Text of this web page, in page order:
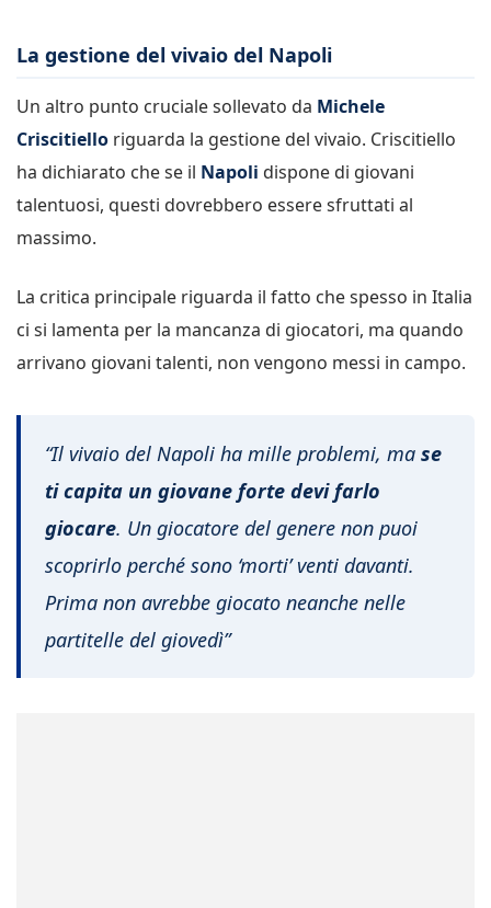
La gestione del vivaio del Napoli
Un altro punto cruciale sollevato da Michele
Criscitiello riguarda la gestione del vivaio. Criscitiello
ha dichiarato che se il Napoli dispone di giovani
talentuosi, questi dovrebbero essere sfruttati al
massimo.
La critica principale riguarda il fatto che spesso in Italia
ci si lamenta per la mancanza di giocatori, ma quando
arrivano giovani talenti, non vengono messi in campo.
“Il vivaio del Napoli ha mille problemi, ma se
ti capita un giovane forte devi farlo
giocare. Un giocatore del genere non puoi
scoprirlo perché sono ‘morti’ venti davanti.
Prima non avrebbe giocato neanche nelle
partitelle del giovedì”